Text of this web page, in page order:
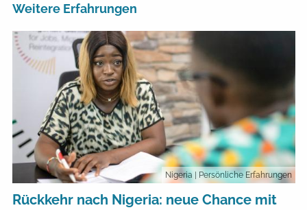
Weitere Erfahrungen
Nigeria | Persönliche Erfahrungen
Rückkehr nach Nigeria: neue Chance mit